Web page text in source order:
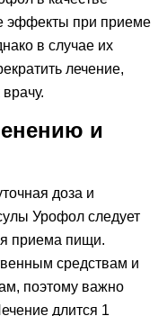
эффекты при приеме
в случае их
лечение,
и
доза и
Урофол следует
приема пищи.
средствам и
поэтому важно
длится 1